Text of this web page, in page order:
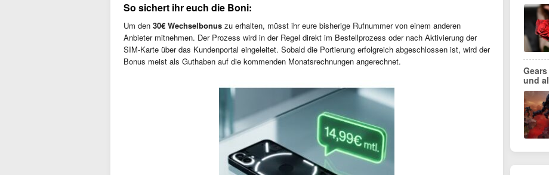
So sichert ihr euch die Boni:
Um den 30€ Wechselbonus zu erhalten, müsst ihr eure bisherige Rufnummer von einem anderen
Anbieter mitnehmen. Der Prozess wird in der Regel direkt im Bestellprozess oder nach Aktivierung der
SIM-Karte über das Kundenportal eingeleitet. Sobald die Portierung erfolgreich abgeschlossen ist, wird der
Bonus meist als Guthaben auf die kommenden Monatsrechnungen angerechnet.
und